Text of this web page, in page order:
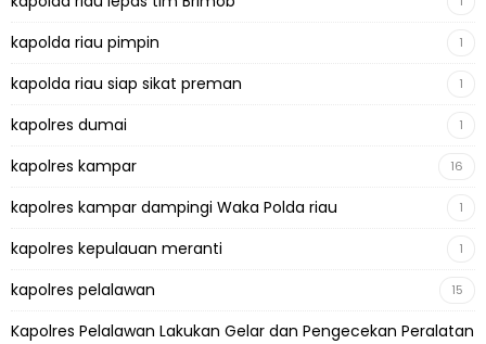
kapolda riau pimpin 1
kapolda riau siap sikat preman 1
kapolres dumai 1
kapolres kampar 16
kapolres kampar dampingi Waka Polda riau 1
kapolres kepulauan meranti 1
kapolres pelalawan 15
Kapolres Pelalawan Lakukan Gelar dan Pengecekan Peralatan